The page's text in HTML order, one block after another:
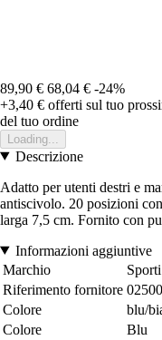
89,90 € 68,04 € -24%
+3,40 € offerti sul tuo
del tuo ordine
Loading...
Descrizione
Adatto per utenti destri e
antiscivolo. 20 posizioni
larga 7,5 cm. Fornito con
Informazioni aggiuntive
Marchio
Sporti
Riferimento fornitore
Colore
blu/
Colore
Blu